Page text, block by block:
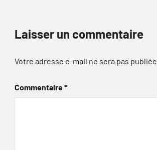
Laisser un commentaire
Votre adresse e-mail ne sera pas publiée.
Commentaire*